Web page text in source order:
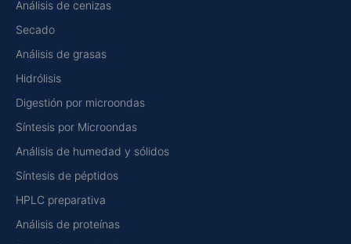
Análisis de cenizas
Secado
Análisis de grasas
Hidrólisis
Digestión por microondas
Síntesis por Microondas
Análisis de humedad y sólidos
Síntesis de péptidos
HPLC preparativa
Análisis de proteínas